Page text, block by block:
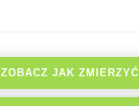
ZOBACZ JAK ZMIERZYĆ